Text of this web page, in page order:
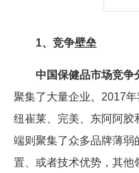
1、竞争壁垒
中国保健品市场竞争
聚集了大量企业。2017
纽崔莱、完美、东阿阿胶
端则聚集了众多品牌薄弱
置、或者技术优势，其他